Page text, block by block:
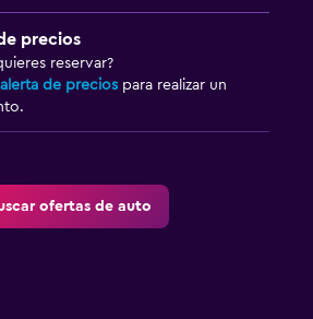
precios
reservar?
de precios para realizar un
ofertas de auto